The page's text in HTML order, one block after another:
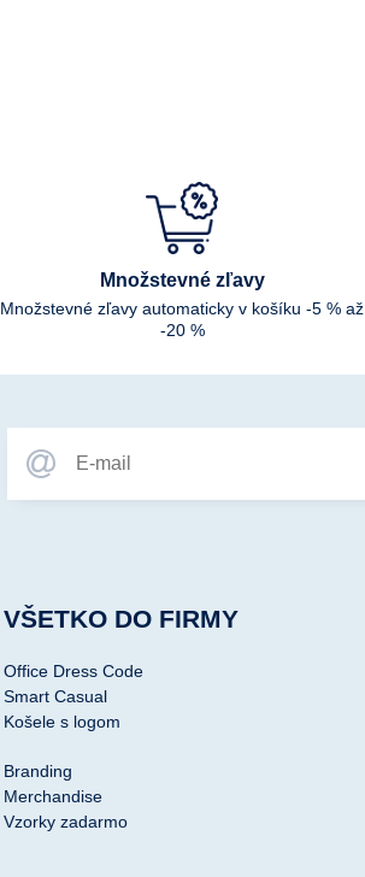
Množstevné zľavy
Množstevné zľavy automaticky v košíku -5 % až
-20 %
VŠETKO DO FIRMY
Office Dress Code
Smart Casual
Košele s logom
Branding
Merchandise
Vzorky zadarmo